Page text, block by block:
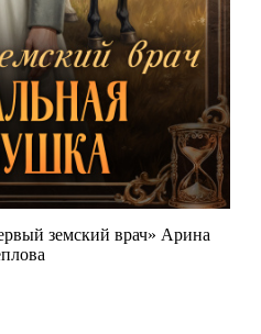
земский врач» Арина